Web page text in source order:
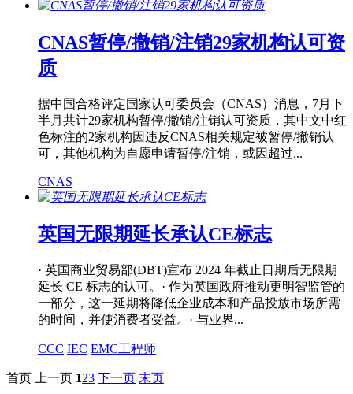
CNAS暂停/撤销/注销29家机构认可资
质
据中国合格评定国家认可委员会（CNAS）消息，7月下
半月共计29家机构暂停/撤销/注销认可资质，其中文中红
色标注的2家机构因违反CNAS相关规定被暂停/撤销认
可，其他机构为自愿申请暂停/注销，或因超过...
CNAS
英国无限期延长承认CE标志
· 英国商业贸易部(DBT)宣布 2024 年截止日期后无限期
延长 CE 标志的认可。· 作为英国政府推动更明智监管的
一部分，这一延期将降低企业成本和产品投放市场所需
的时间，并使消费者受益。· 与业界...
CCC IEC EMC工程师
首页 上一页 123 下一页 末页